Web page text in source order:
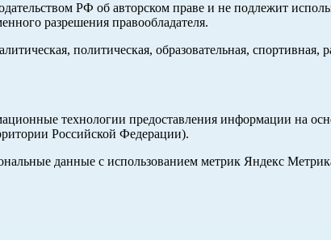
РФ об авторском праве и не подлежит
разрешения правообладателя.
политическая, образовательная, спортивная,
технологии предоставления информации на
Российской Федерации).
данные с использованием метрик Яндекс